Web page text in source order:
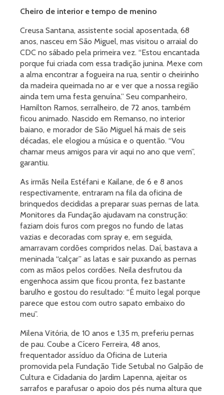
Cheiro de interior e tempo de menino
Creusa Santana, assistente social aposentada, 68
anos, nasceu em São Miguel, mas visitou o arraial do
CDC no sábado pela primeira vez. “Estou encantada
porque fui criada com essa tradição junina. Mexe com
a alma encontrar a fogueira na rua, sentir o cheirinho
da madeira queimada no ar e ver que a nossa região
ainda tem uma festa genuína.” Seu companheiro,
Hamilton Ramos, serralheiro, de 72 anos, também
ficou animado. Nascido em Remanso, no interior
baiano, e morador de São Miguel há mais de seis
décadas, ele elogiou a música e o quentão. “Vou
chamar meus amigos para vir aqui no ano que vem”,
garantiu.
As irmãs Neila Estéfani e Kailane, de 6 e 8 anos
respectivamente, entraram na fila da oficina de
brinquedos decididas a preparar suas pernas de lata.
Monitores da Fundação ajudavam na construção:
faziam dois furos com pregos no fundo de latas
vazias e decoradas com spray e, em seguida,
amarravam cordões compridos nelas. Daí, bastava a
meninada “calçar” as latas e sair puxando as pernas
com as mãos pelos cordões. Neila desfrutou da
engenhoca assim que ficou pronta, fez bastante
barulho e gostou do resultado: “É muito legal porque
parece que estou com outro sapato embaixo do
meu”.
Milena Vitória, de 10 anos e 1,35 m, preferiu pernas
de pau. Coube a Cícero Ferreira, 48 anos,
frequentador assíduo da Oficina de Luteria
promovida pela Fundação Tide Setubal no Galpão de
Cultura e Cidadania do Jardim Lapenna, ajeitar os
sarrafos e parafusar o apoio dos pés numa altura que